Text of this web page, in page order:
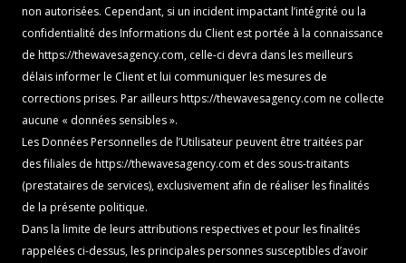
non autorisées. Cependant, si un incident impactant l’intégrité ou la
confidentialité des Informations du Client est portée à la connaissance
de https://thewavesagency.com, celle-ci devra dans les meilleurs
délais informer le Client et lui communiquer les mesures de
corrections prises. Par ailleurshttps://thewavesagency.com ne collecte
aucune « données sensibles ».
Les Données Personnelles de l’Utilisateur peuvent être traitées par
des filiales de https://thewavesagency.com et des sous-traitants
(prestataires de services), exclusivement afin de réaliser les finalités
de la présente politique.
Dans la limite de leurs attributions respectives et pour les finalités
rappelées ci-dessus, les principales personnes susceptibles d’avoir